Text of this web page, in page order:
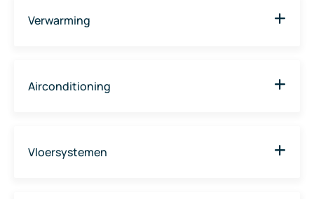
Verwarming
verwarmen. Kies afhankelijk van de situatie uit een
oliegestookte, gas- of elektrische verwarming om een
Airconditioning
werkklimaat te creëren of temperatuurgevoelige goederen
te beschermen, kunnen we airconditioning leveren.
Vloersystemen